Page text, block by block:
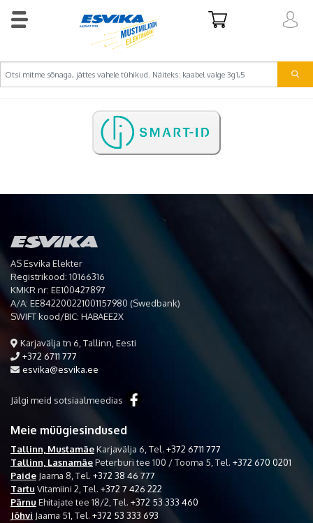
AS Esvika Elekter
Registrikood: 10166316
KMKR nr: EE100427897
A/A: EE842200221001157980 (Swedbank)
SWIFT kood/BIC: HABAEE2X
Karjavälja tn 6, Tallinn, Eesti
+372 6711 777
esvika@esvika.ee
Jälgi meid sotsiaalmeedias
Meie müügiesindused
Tallinn, MustamäeKarjavälja 6, Tel. +372 6711 777
Tallinn, LasnamäePeterburi tee 100 / Tooma 5, Tel. +372 670 0201
Paide Jaama 8, Tel. +372 38 46 777
Tartu Vitamiini 2, Tel. +372 7 426 222
Pärnu Ehitajate tee 18/2, Tel. +372 53 333 460
Jõhvi Jaama 51, Tel. +372 53 333 693